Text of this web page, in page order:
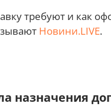
требуют и как
Новини.LIVE.
назначения